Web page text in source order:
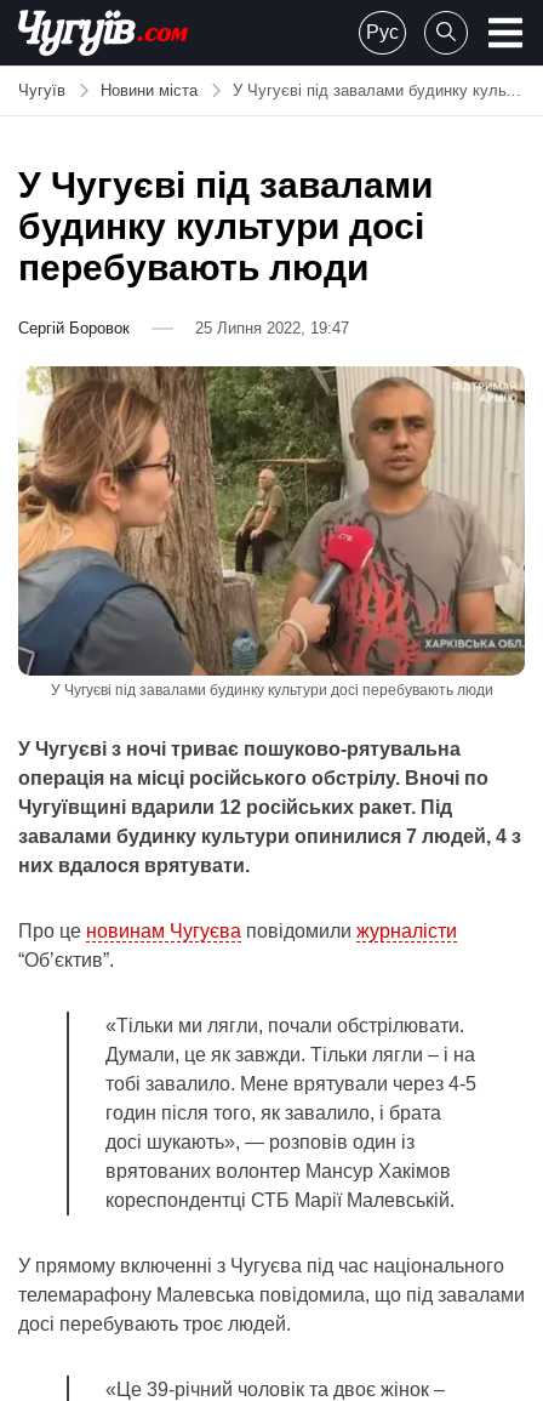
Skip
content
Chuguiv
Рус
Чугуїв Новини міста У Чугуєві під завалами будинку культури досі перебувають люди
У Чугуєві під завалами
будинку культури досі
перебувають люди
Сергій Боровок 25 Липня 2022, 19:47
У Чугуєві під завалами будинку культури досі перебувають люди
У Чугуєві з ночі триває пошуково-рятувальна
операція на місці російського обстрілу. Вночі по
Чугуївщині вдарили 12 російських ракет. Під
завалами будинку культури опинилися 7 людей, 4 з
них вдалося врятувати.
Про це новинам Чугуєва повідомили журналісти
“Об’єктив”.
«Тільки ми лягли, почали обстрілювати.
Думали, це як завжди. Тільки лягли – і на
тобі завалило. Мене врятували через 4-5
годин після того, як завалило, і брата
досі шукають», — розповів один із
врятованих волонтер Мансур Хакімов
кореспондентці СТБ Марії Малевській.
У прямому включенні з Чугуєва під час національного
телемарафону Малевська повідомила, що під завалами
досі перебувають троє людей.
«Це 39-річний чоловік та двоє жінок –